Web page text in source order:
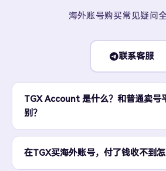
海外账号购买常见疑问全
联系客服
TGX Account 是什么？和普通卖号
别？
在TGX买海外账号，付了钱收不到怎